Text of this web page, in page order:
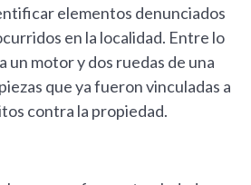
elementos denunciados
en la localidad. Entre lo
un motor y dos ruedas de una
que ya fueron vinculadas a
contra la propiedad.